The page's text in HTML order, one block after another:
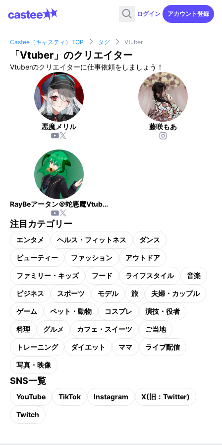
ログイン アカウント登録
Castee（キャスティ）TOP タグ Vtuber
「Vtuber 」のクリエイター
Vtuberのクリエイターに仕事依頼をしましょう！
悪魔メリル 藤咲もあ
RayBeアータン＠蛇悪魔Vtuber🐍🎮
注目カテゴリー
エンタメ ヘルス・フィットネス ダンス
ビューティー ファッション アウトドア
ファミリー・キッズ フード ライフスタイル 音楽
ビジネス スポーツ モデル 旅 夫婦・カップル
ゲーム ペット・動物 コスプレ 演技・役者
料理 グルメ カフェ・スイーツ ご当地
トレーニング ダイエット ママ ライブ配信
写真・映像
SNS一覧
YouTube TikTok Instagram X(旧：Twitter)
Twitch